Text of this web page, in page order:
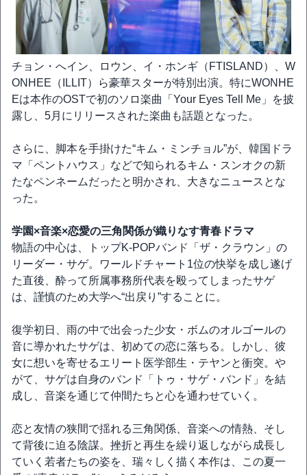
チョン・へイン、ロウン、イ・ホンギ（FTISLAND）、W
ONHEE（ILLIT）ら豪華スターが特別出演。特にWONHE
Eは本作のOSTで初のソロ楽曲「Your Eyes Tell Me」を披
露し、5月にリリースされた楽曲も話題となった。
さらに、脚本を手掛けた“キム・ミンチョル”が、韓国ドラ
マ「ペントハウス」などで知られるキム・スンオクの新
たなペンネームだったと明かされ、大きなニュースとな
った。
学園×音楽×恋愛の三角関係が織りなす青春ドラマ
物語の中心は、トップK-POPバンド「ザ・クラウン」の
リーダー・サゲ。ワールドチャート1位の快挙を成し遂げ
た直後、酔って所属事務所代表を殴ってしまったサゲ
は、謹慎のため大学へ“出戻り”することに。
復学初日、雨の中で出会った少女・ボムのオルゴールの
音に導かれたサゲは、初めての恋に落ちる。しかし、彼
女に想いを寄せるエリート医学部生・テヤンと衝突。や
がて、サゲは自身のバンド「トゥ・サゲ・バンド」を結
成し、音楽を通じて仲間たちと心を通わせていく。
恋と友情の狭間で揺れる三角関係、音楽への情熱、そし
て背後に迫る陰謀。挫折と再生を繰り返しながら成長し
ていく若者たちの姿を、瑞々しく描く本作は、この夏一